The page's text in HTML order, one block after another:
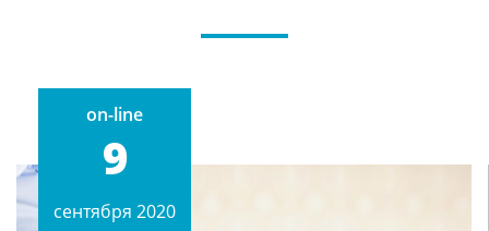
on-line
9
сентября 2020